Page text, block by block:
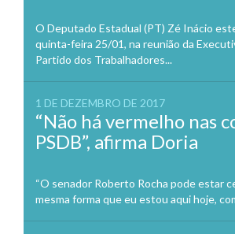
O Deputado Estadual (PT) Zé Inácio
quinta-feira 25/01, na reunião da
Partido dos Trabalhadores...
1 DE DEZEMBRO DE 2017
“Não há vermelho nas
PSDB”, afirma Doria
“O senador Roberto Rocha pode estar
mesma forma que eu estou aqui hoje,